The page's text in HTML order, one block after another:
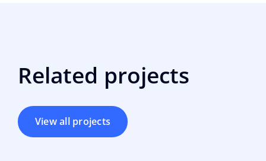
Related projects
View all projects